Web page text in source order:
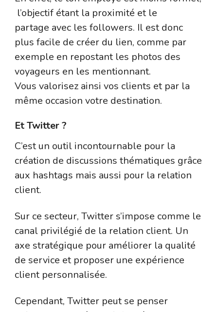
l’objectif étant la proximité et le
partage avec les followers. Il est donc
plus facile de créer du lien, comme par
exemple en repostant les photos des
voyageurs en les mentionnant.
Vous valorisez ainsi vos clients et par la
même occasion votre destination.
Et Twitter ?
C’est un outil incontournable pour la
création de discussions thématiques grâce
aux hashtags mais aussi pour la relation
client.
Sur ce secteur, Twitter s’impose comme le
canal privilégié de la relation client. Un
axe stratégique pour améliorer la qualité
de service et proposer une expérience
client personnalisée.
Cependant, Twitter peut se penser